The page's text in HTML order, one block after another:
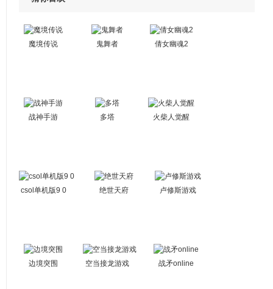
魔境传说 鬼舞者 倩女幽魂2
战神手游 多塔 火柴人觉醒
csol单机版9 0 绝世天府 卢修斯游戏
边境突围 空当接龙游戏 战矛online